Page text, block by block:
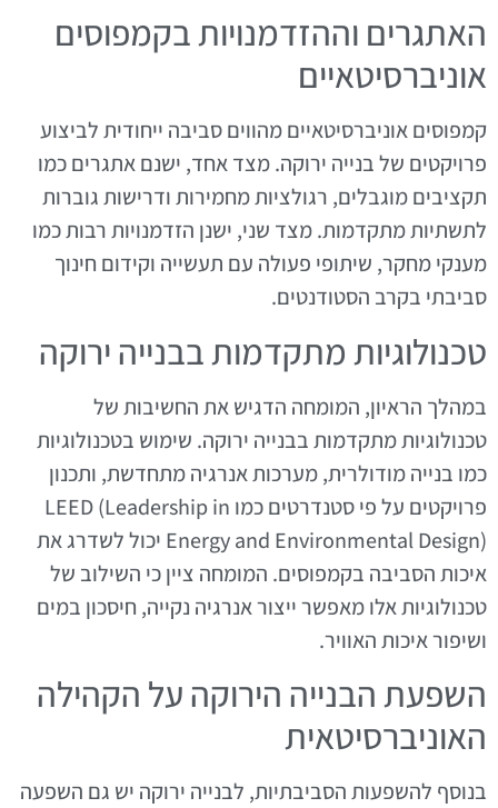
האתגרים וההזדמנויות בקמפוסים
אוניברסיטאיים
קמפוסים אוניברסיטאיים מהווים סביבה ייחודית לביצוע
פרויקטים של בנייה ירוקה. מצד אחד, ישנם אתגרים כמו
תקציבים מוגבלים, רגולציות מחמירות ודרישות גוברות
לתשתיות מתקדמות. מצד שני, ישנן הזדמנויות רבות כמו
מענקי מחקר, שיתופי פעולה עם תעשייה וקידום חינוך
סביבתי בקרב הסטודנטים.
טכנולוגיות מתקדמות בבנייה ירוקה
במהלך הראיון, המומחה הדגיש את החשיבות של
טכנולוגיות מתקדמות בבנייה ירוקה. שימוש בטכנולוגיות
כמו בנייה מודולרית, מערכות אנרגיה מתחדשת, ותכנון
פרויקטים על פי סטנדרטים כמו LEED (Leadership in
Energy and Environmental Design) יכול לשדרג את
איכות הסביבה בקמפוסים. המומחה ציין כי השילוב של
טכנולוגיות אלו מאפשר ייצור אנרגיה נקייה, חיסכון במים
ושיפור איכות האוויר.
השפעת הבנייה הירוקה על הקהילה
האוניברסיטאית
בנוסף להשפעות הסביבתיות, לבנייה ירוקה יש גם השפעה